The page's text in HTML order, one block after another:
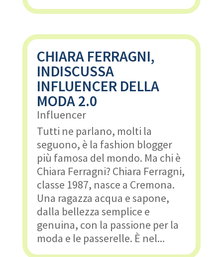
CHIARA FERRAGNI,
INDISCUSSA
INFLUENCER DELLA
MODA 2.0
Influencer
Tutti ne parlano, molti la
seguono, è la fashion blogger
più famosa del mondo. Ma chi è
Chiara Ferragni? Chiara Ferragni,
classe 1987, nasce a Cremona.
Una ragazza acqua e sapone,
dalla bellezza semplice e
genuina, con la passione per la
moda e le passerelle. È nel...